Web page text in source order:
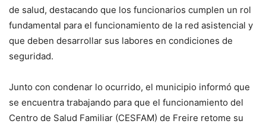
de salud, destacando que los funcionarios cumplen un rol
fundamental para el funcionamiento de la red asistencial y
que deben desarrollar sus labores en condiciones de
seguridad.
Junto con condenar lo ocurrido, el municipio informó que
se encuentra trabajando para que el funcionamiento del
Centro de Salud Familiar (CESFAM) de Freire retome su